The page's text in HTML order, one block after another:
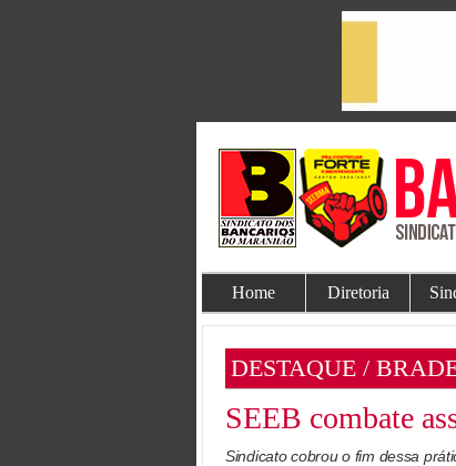
Home Diretoria
DESTAQUE /
SEEB combate
Sindicato cobrou o fim dessa